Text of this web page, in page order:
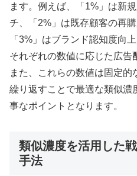
ます。例えば、「1%」は新
チ、「2%」は既存顧客の再
「3%」はブランド認知度向
それぞれの数値に応じた広告
また、これらの数値は固定
繰り返すことで最適な類似濃
事なポイントとなります。
類似濃度を活用した
手法